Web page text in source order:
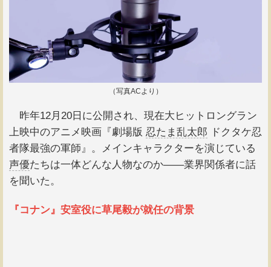
（写真ACより）
昨年12月20日に公開され、現在大ヒットロングラン
上映中のアニメ映画『劇場版 忍たま乱太郎 ドクタケ忍
者隊最強の軍師』。メインキャラクターを演じている
声優たちは一体どんな人物なのか――業界関係者に話
を聞いた。
『コナン』安室役に草尾毅が就任の背景